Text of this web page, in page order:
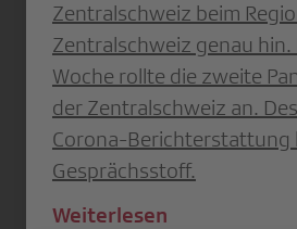
Zentralschweiz beim
Zentralschweiz genau hin.
Woche rollte die zweite
der Zentralschweiz an.
Corona-Berichterstattung
Gesprächsstoff.
Weiterlesen